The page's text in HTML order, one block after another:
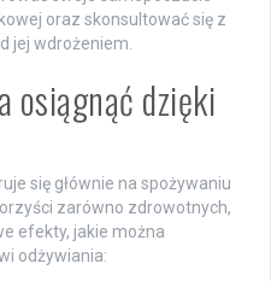
oraz skonsultować się z
jej wdrożeniem.
osiągnąć dzięki
się głównie na spożywaniu
zarówno zdrowotnych,
efekty, jakie można
odżywiania: